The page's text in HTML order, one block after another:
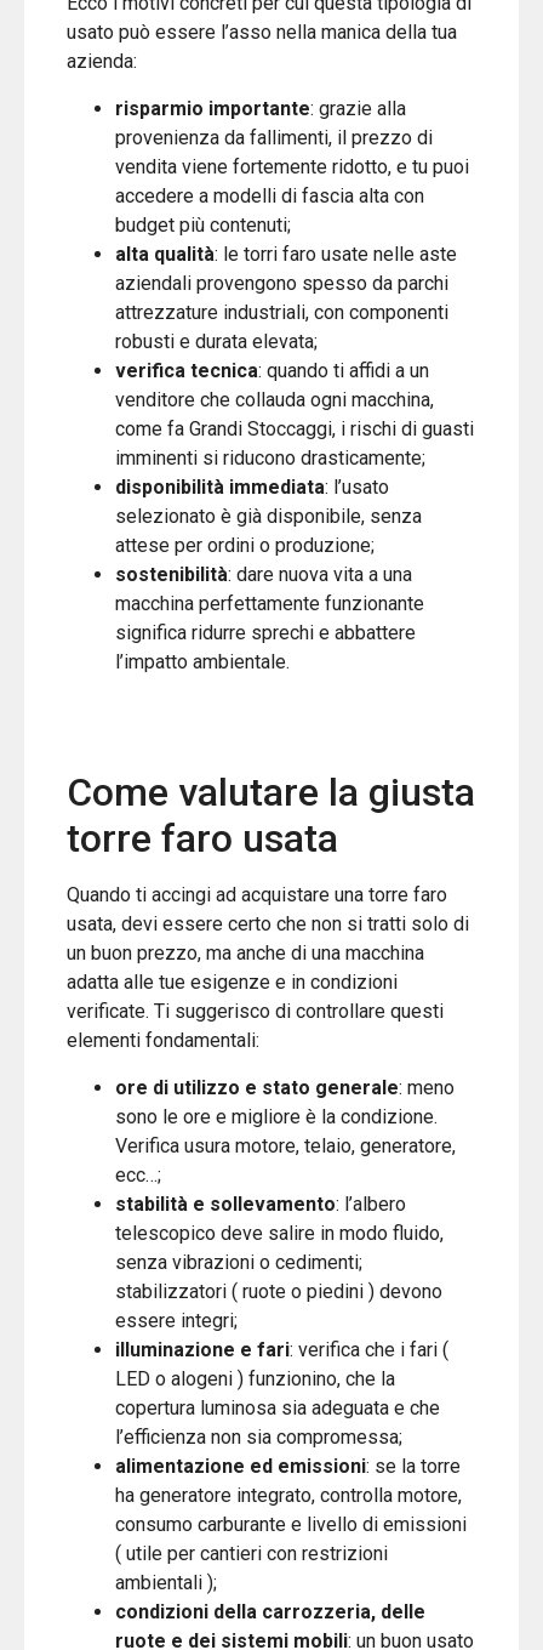
usato può essere l’asso nella manica della tua
azienda:
risparmio importante: grazie alla
provenienza da fallimenti, il prezzo di
vendita viene fortemente ridotto, e tu puoi
accedere a modelli di fascia alta con
budget più contenuti;
alta qualità: le torri faro usate nelle aste
aziendali provengono spesso da parchi
attrezzature industriali, con componenti
robusti e durata elevata;
verifica tecnica: quando ti affidi a un
venditore che collauda ogni macchina,
come fa Grandi Stoccaggi, i rischi di guasti
imminenti si riducono drasticamente;
disponibilità immediata: l’usato
selezionato è già disponibile, senza
attese per ordini o produzione;
sostenibilità: dare nuova vita a una
macchina perfettamente funzionante
significa ridurre sprechi e abbattere
l’impatto ambientale.
Come valutare la giusta
torre faro usata
Quando ti accingi ad acquistare una torre faro
usata, devi essere certo che non si tratti solo di
un buon prezzo, ma anche di una macchina
adatta alle tue esigenze e in condizioni
verificate. Ti suggerisco di controllare questi
elementi fondamentali:
ore di utilizzo e stato generale: meno
sono le ore e migliore è la condizione.
Verifica usura motore, telaio, generatore,
ecc…;
stabilità e sollevamento: l’albero
telescopico deve salire in modo fluido,
senza vibrazioni o cedimenti;
stabilizzatori ( ruote o piedini ) devono
essere integri;
illuminazione e fari: verifica che i fari (
LED o alogeni ) funzionino, che la
copertura luminosa sia adeguata e che
l’efficienza non sia compromessa;
alimentazione ed emissioni: se la torre
ha generatore integrato, controlla motore,
consumo carburante e livello di emissioni
( utile per cantieri con restrizioni
ambientali );
condizioni della carrozzeria, delle
ruote e dei sistemi mobili: un buon usato